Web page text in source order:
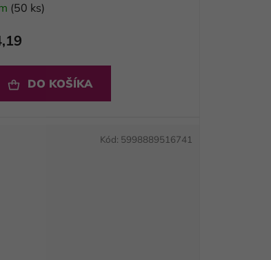
(50 ks)
DO KOŠÍKA
Kód: 5998889516741